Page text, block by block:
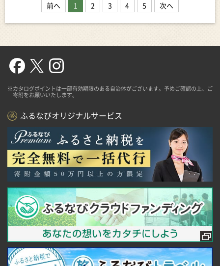
前へ 1 2 3 4 5 次へ
※カタログポイントは一部有効期限のある自治体がございます。予めご確認の上、ご
寄附をお願いいたします。
ふるなびオリジナルサービス